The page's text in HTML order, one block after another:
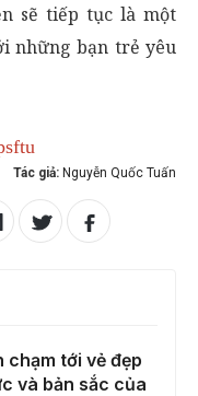
sẽ tiếp tục là một
những bạn trẻ yêu
Tác giả: Nguyễn Quốc Tuấn
chạm tới vẻ đẹp
và bản sắc của